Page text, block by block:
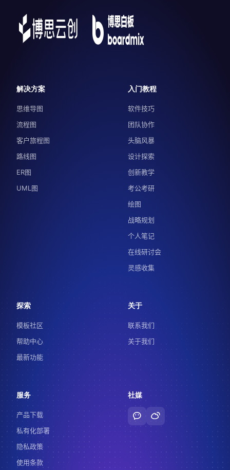
解决方案
思维导图
流程图
客户旅程图
路线图
ER图
UML图
入门教程
软件技巧
团队协作
头脑风暴
设计探索
创新教学
考公考研
绘图
战略规划
个人笔记
在线研讨会
灵感收集
探索
模板社区
帮助中心
最新功能
关于
联系我们
关于我们
服务
产品下载
私有化部署
隐私政策
使用条款
社媒